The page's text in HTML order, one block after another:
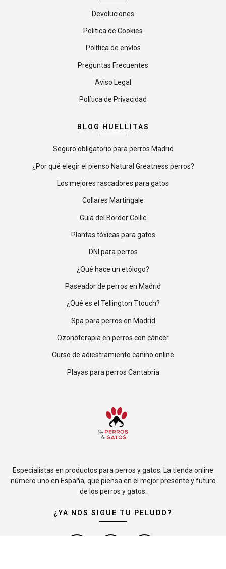
Devoluciones
Política de Cookies
Política de envíos
Preguntas Frecuentes
Aviso Legal
Política de Privacidad
BLOG HUELLITAS
Seguro obligatorio para perros Madrid
¿Por qué elegir el pienso Natural Greatness perros?
Los mejores rascadores para gatos
Collares Martingale
Guía del Border Collie
Plantas tóxicas para gatos
DNI para perros
¿Qué hace un etólogo?
Paseador de perros en Madrid
¿Qué es el Tellington Ttouch?
Spa para perros en Madrid
Ozonoterapia en perros con cáncer
Curso de adiestramiento canino online
Playas para perros Cantabria
Especialistas en productos para perros y gatos. La tienda online
número uno en España, que piensa en el mejor presente y futuro
de los perros y gatos.
¿YA NOS SIGUE TU PELUDO?